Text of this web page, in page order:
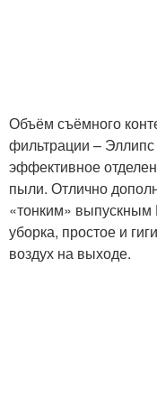
Объём съёмного
фильтрации –
эффективное
пыли. Отлично
«тонким» выпускным
уборка, простое и
воздух на выходе.